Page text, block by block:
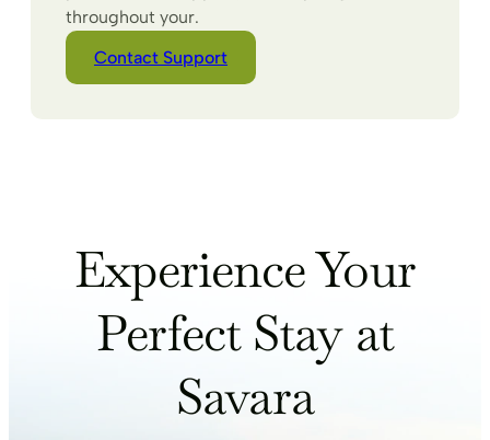
throughout your.
Contact Support
Experience Your
Perfect Stay at
Savara